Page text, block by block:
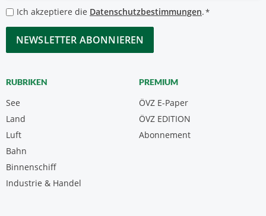
*
Datenschutzbestimmungen
*
Ich akzeptiere die Datenschutzbestimmungen.*
CAPTCHA
RUBRIKEN
See
Land
Luft
Bahn
Binnenschiff
Industrie & Handel
PREMIUM
ÖVZ E-Paper
Abonnement
ÖVZ EDITION